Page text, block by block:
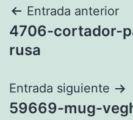
Navegación
de
Entrada anterior
4706-cortador-
rusa
Entrada siguiente
59669-mug-